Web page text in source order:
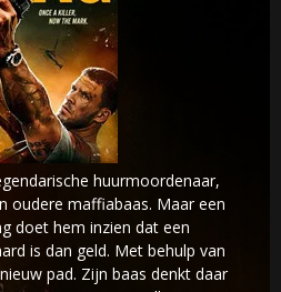
huurmoordenaar,
oudere maffiabaas. Maar een
doet hem inzien dat een
is dan geld. Met behulp van
pad. Zijn baas denkt daar